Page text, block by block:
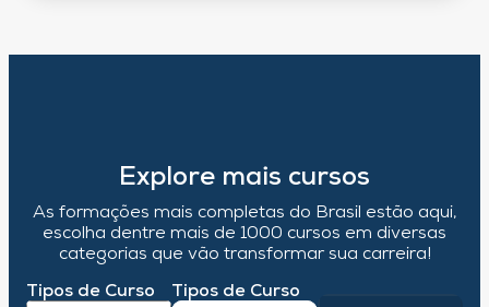
Explore mais cursos
As formações mais completas do Brasil estão aqui,
escolha dentre mais de 1000 cursos em diversas
categorias que vão transformar sua carreira!
Tipos de Curso Tipos de Curso